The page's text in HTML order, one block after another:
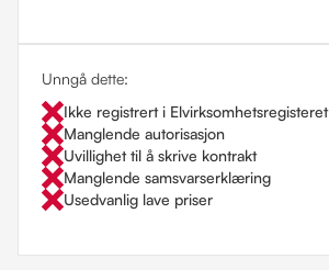
Unngå dette:
Ikke registrert i Elvirksomhetsregisteret
Manglende autorisasjon
Uvillighet til å skrive kontrakt
Manglende samsvarserklæring
Usedvanlig lave priser